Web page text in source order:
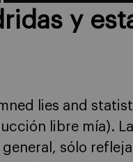
y
lies and
libre mía).
sólo